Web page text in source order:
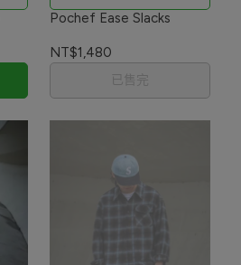
Pochef Ease Slacks
NT$1,480
已售完